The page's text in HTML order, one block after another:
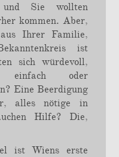
und Sie wollten
kommen. Aber,
Ihrer Familie,
ist
sich würdevoll,
einfach oder
Eine Beerdigung
alles nötige in
Hilfe? Die,
ist Wiens erste